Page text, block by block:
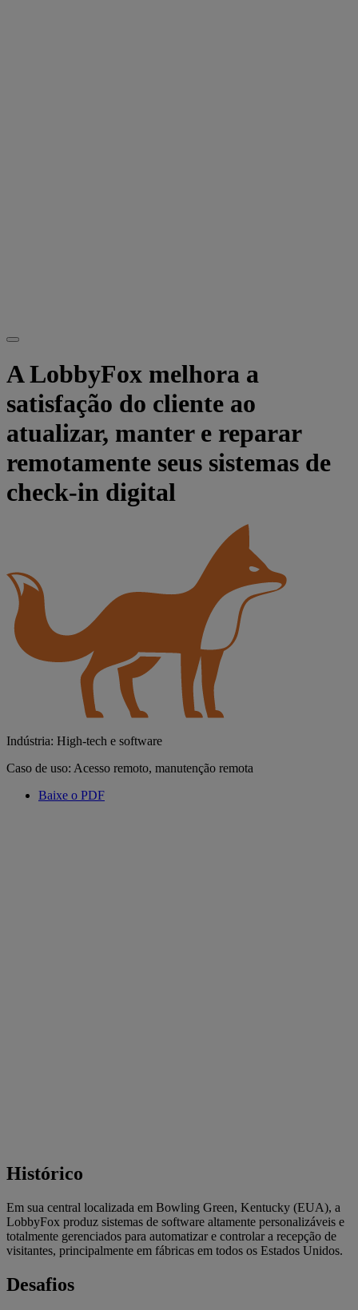
A LobbyFox melhora a
satisfação do cliente ao
atualizar, manter e reparar
remotamente seus sistemas de
check-in digital
Indústria: High-tech e software
Caso de uso: Acesso remoto, manutenção remota
Baixe o PDF
Histórico
Em sua central localizada em Bowling Green, Kentucky (EUA), a
LobbyFox produz sistemas de software altamente personalizáveis ​​e
totalmente gerenciados para automatizar e controlar a recepção de
visitantes, principalmente em fábricas em todos os Estados Unidos.
Desafios